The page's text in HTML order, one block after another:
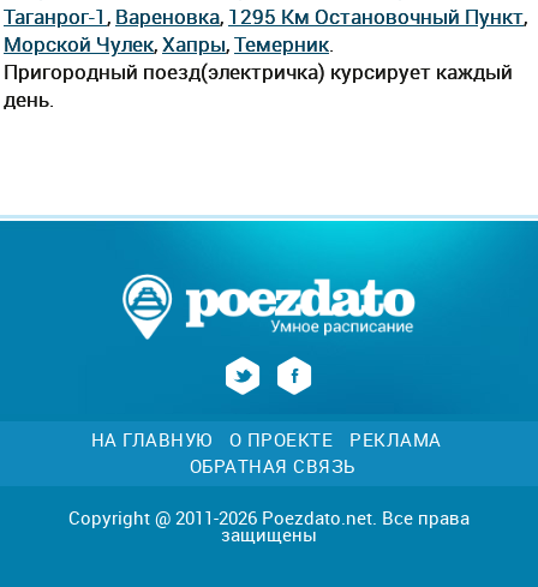
Таганрог-1 , Вареновка, 1295 Км Остановочный Пункт,
Морской Чулек,Хапры,Темерник
Пригородный поезд(электричка) курсирует каждый
день.
НА ГЛАВНУЮ О ПРОЕКТЕ
РЕКЛАМА
ОБРАТНАЯ СВЯЗЬ
Copyright @ 2011-2026 Poezdato.net. Все права
защищены